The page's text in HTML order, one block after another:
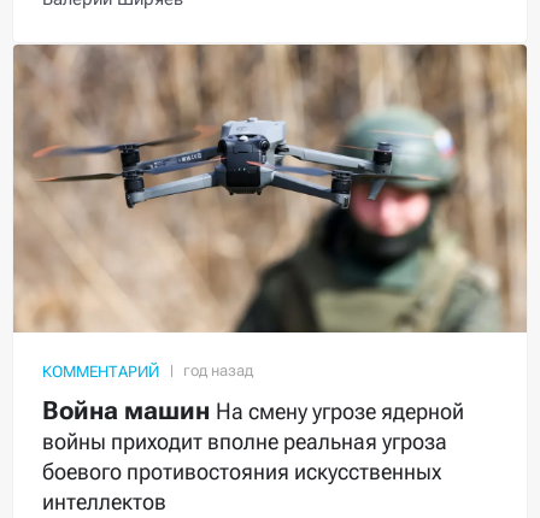
КОММЕНТАРИЙ
Война машин На смену угрозе ядерной
войны приходит вполне реальная угроза
боевого противостояния искусственных
интеллектов